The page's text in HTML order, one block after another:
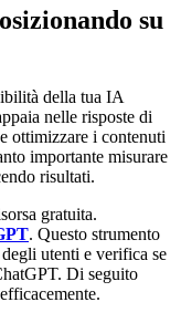
su
della tua IA
nelle risposte di
ottimizzare i contenuti
importante misurare
risultati.
gratuita.
. Questo strumento
utenti e verifica se
Di seguito